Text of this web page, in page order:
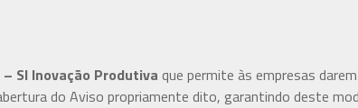
SI Inovação Produtiva que permite às empresas
do Aviso propriamente dito, garantindo deste